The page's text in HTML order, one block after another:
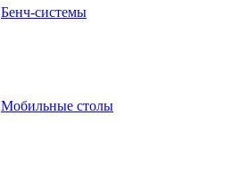
Бенч-системы
Мобильные столы